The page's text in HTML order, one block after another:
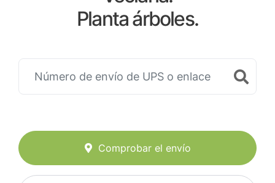
Planta árboles.
Comprobar el envío